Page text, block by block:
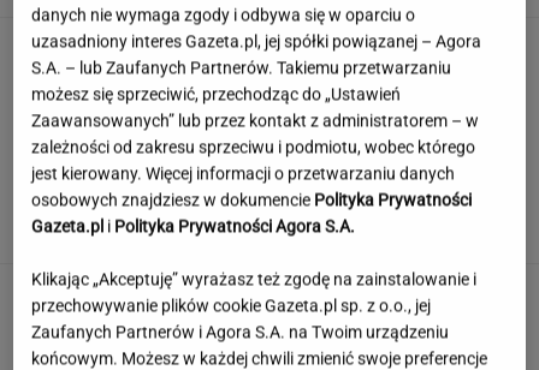
Quiz - o tych zawodach nawet nie słyszałeś.
Wiesz, kim był retman?
Jedno przekonanie może utrudniać życie
osobom z astygmatyzmem. Zwłaszcza latem
MATERIAŁ PROMOCYJNY
Wakacyjne aktywności a kurzajki. O czym
warto pamiętać, by uniknąć problemu?
MATERIAŁ PROMOCYJNY
danych nie wymaga zgody i odbywa się w oparciu o
uzasadniony interes Gazeta.pl, jej spółki powiązanej – Agora
S.A. – lub Zaufanych Partnerów. Takiemu przetwarzaniu
możesz się sprzeciwić, przechodząc do „Ustawień
Zaawansowanych” lub przez kontakt z administratorem – w
zależności od zakresu sprzeciwu i podmiotu, wobec którego
jest kierowany. Więcej informacji o przetwarzaniu danych
osobowych znajdziesz w dokumencie Polityka Prywatności
Gazeta.pl i Polityka Prywatności Agora S.A.
Klikając „Akceptuję” wyrażasz też zgodę na zainstalowanie i
przechowywanie plików cookie Gazeta.pl sp. z o.o., jej
Zaufanych Partnerów i Agora S.A. na Twoim urządzeniu
końcowym. Możesz w każdej chwili zmienić swoje preferencje